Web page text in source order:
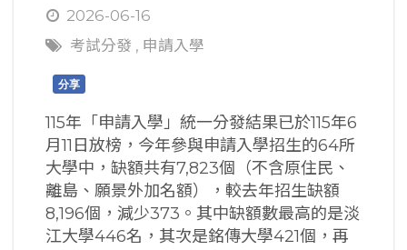
2026-06-16
考試分發 , 申請入學
分享
115年「申請入學」統一分發結果已於115年6
月11日放榜，今年參與申請入學招生的64所
大學中，缺額共有7,823個（不含原住民、
離島、願景外加名額），較去年招生缺額
8,196個，減少373。其中缺額數最高的是淡
江大學446名，其次是銘傳大學421個，再